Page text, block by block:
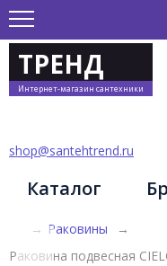
ТРЕНД
Интернет-магазин сантехники
shop@santehtrend.ru
Каталог
→ Раковины
→
Раковина подвесная